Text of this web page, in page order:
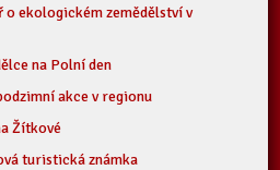
o ekologickém zemědělství v
na Polní den
akce v regionu
Žítkové
turistická známka